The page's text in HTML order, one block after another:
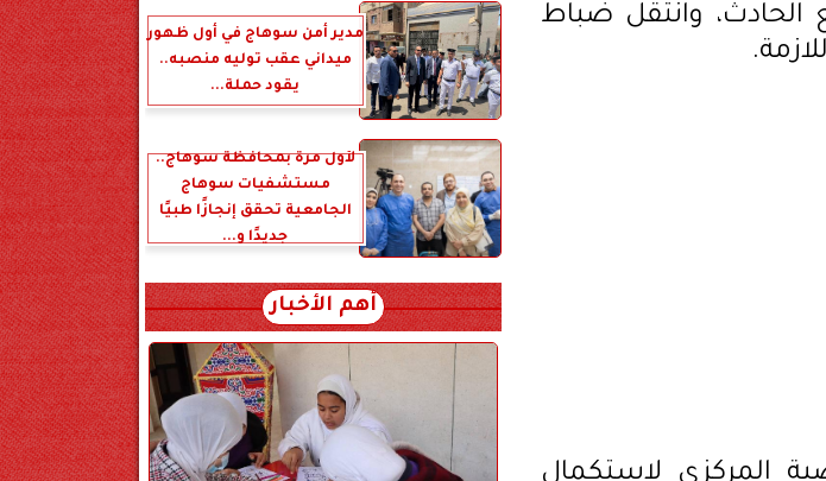
الحادث، وانتقل ضباط
المركزي لاستكمال
مدير أمن سوهاج في أول ظهور
ميداني عقب توليه منصبه..
يقود حملة...
لأول مرة بمحافظة سوهاج..
مستشفيات سوهاج
الجامعية تحقق إنجازًا طبيًا
جديدًا و...
أهم الأخبار